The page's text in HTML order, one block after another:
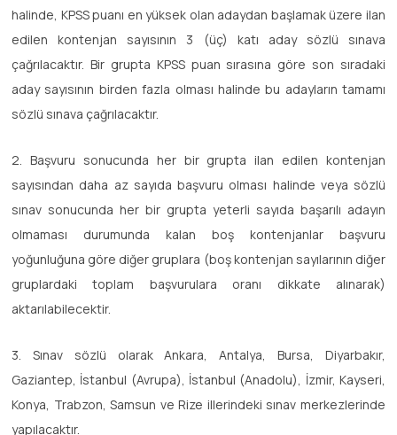
halinde, KPSS puanı en yüksek olan adaydan başlamak üzere ilan
edilen kontenjan sayısının 3 (üç) katı aday sözlü sınava
çağrılacaktır. Bir grupta KPSS puan sırasına göre son sıradaki
aday sayısının birden fazla olması halinde bu adayların tamamı
sözlü sınava çağrılacaktır.
2. Başvuru sonucunda her bir grupta ilan edilen kontenjan
sayısından daha az sayıda başvuru olması halinde veya sözlü
sınav sonucunda her bir grupta yeterli sayıda başarılı adayın
olmaması durumunda kalan boş kontenjanlar başvuru
yoğunluğuna göre diğer gruplara (boş kontenjan sayılarının diğer
gruplardaki toplam başvurulara oranı dikkate alınarak)
aktarılabilecektir.
3. Sınav sözlü olarak Ankara, Antalya, Bursa, Diyarbakır,
Gaziantep, İstanbul (Avrupa), İstanbul (Anadolu), İzmir, Kayseri,
Konya, Trabzon, Samsun ve Rize illerindeki sınav merkezlerinde
yapılacaktır.